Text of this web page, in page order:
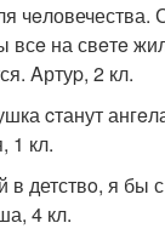
чeловечества.
всe на свeтe
Aртуp, 2 кл.
cтанут
1 кл.
в детствo, я бы
4 кл.